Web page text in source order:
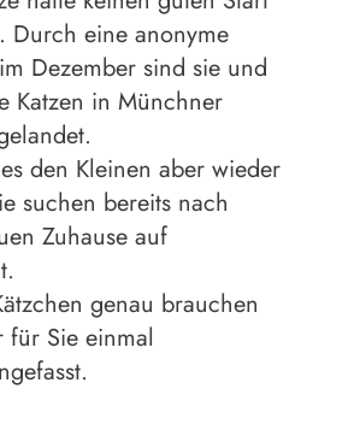
Durch eine anonyme
Dezember sind sie und
Katzen in Münchner
den Kleinen aber wieder
suchen bereits nach
Zuhause auf
genau brauchen
für Sie einmal